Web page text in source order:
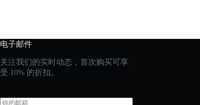
电子邮件
关注我们的实时动态，首次购买可享
受 10% 的折扣。
E